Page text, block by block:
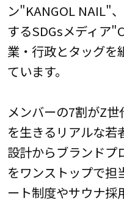
ン"KANGOL NAIL"
するSDGsメディア
業・行政とタッグを
ています。
メンバーの7割がZ
を生きるリアルな若
設計からブランドプ
をワンストップで担
ート制度やサウナ採